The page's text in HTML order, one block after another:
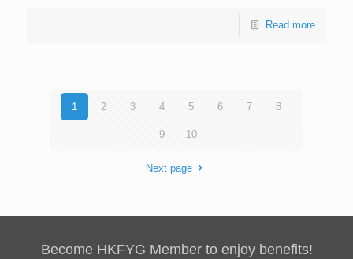
Read more
1 2 3 4 5 6 7 8
9 10
Next page
Become HKFYG Member to enjoy benefits!